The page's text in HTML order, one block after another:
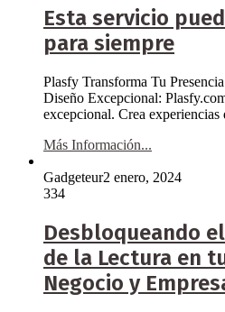
Esta servicio
para siempre
Plasfy Transforma Tu
Diseño Excepcional:
excepcional. Crea
Más Información...
Gadgeteur2 enero, 2024
334
Desbloqueando
de la Lectura en
Negocio y